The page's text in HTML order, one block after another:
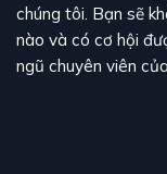
chúng tôi. Bạn sẽ
nào và có cơ hội
ngũ chuyên viên